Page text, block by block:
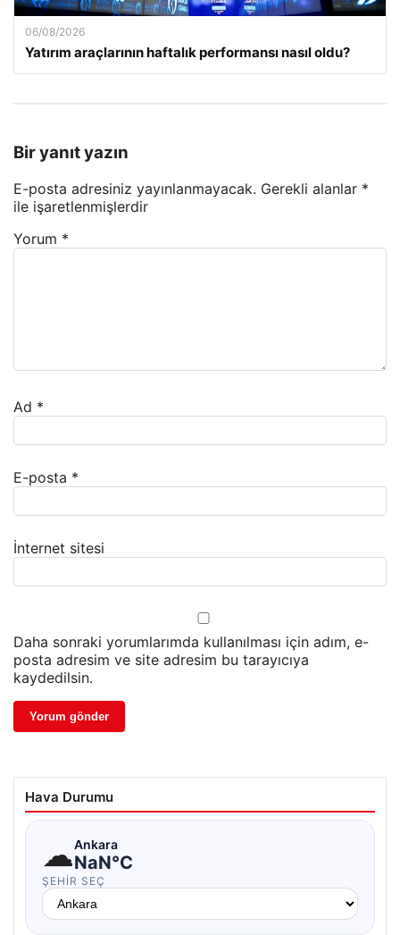
06/08/2026
Yatırım araçlarının haftalık performansı nasıl oldu?
Bir yanıt yazın
E-posta adresiniz yayınlanmayacak. Gerekli alanlar *
ile işaretlenmişlerdir
Yorum *
Ad *
E-posta *
İnternet sitesi
Daha sonraki yorumlarımda kullanılması için adım, e-
posta adresim ve site adresim bu tarayıcıya
kaydedilsin.
Hava Durumu
☁Ankara
NaN°C
ŞEHIR SEÇ